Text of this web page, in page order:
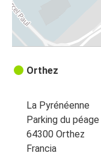
Orthez
La Pyrénéenne
Parking du
64300 Orthez
Francia